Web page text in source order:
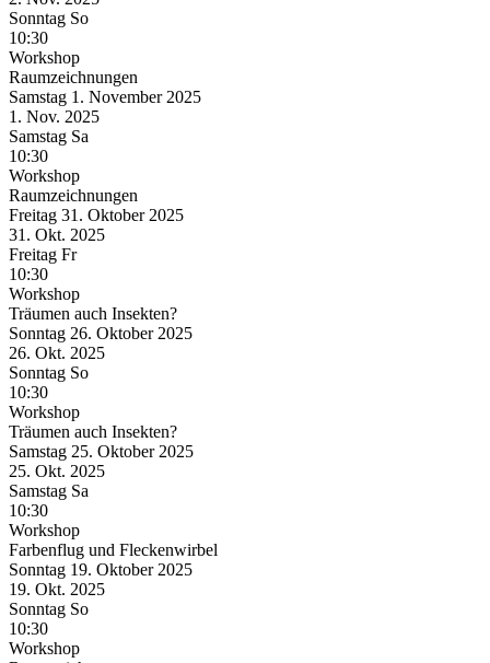
Sonntag So
10:30
Workshop
Raumzeichnungen
Samstag 1. November 2025
1. Nov. 2025
Samstag Sa
10:30
Workshop
Raumzeichnungen
Freitag 31. Oktober 2025
31. Okt. 2025
Freitag Fr
10:30
Workshop
Träumen auch Insekten?
Sonntag 26. Oktober 2025
26. Okt. 2025
Sonntag So
10:30
Workshop
Träumen auch Insekten?
Samstag 25. Oktober 2025
25. Okt. 2025
Samstag Sa
10:30
Workshop
Farbenflug und Fleckenwirbel
Sonntag 19. Oktober 2025
19. Okt. 2025
Sonntag So
10:30
Workshop